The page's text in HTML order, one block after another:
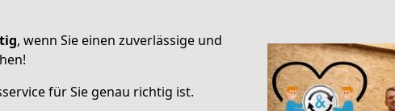
, wenn Sie einen zuverlässige und
für Sie genau richtig ist.